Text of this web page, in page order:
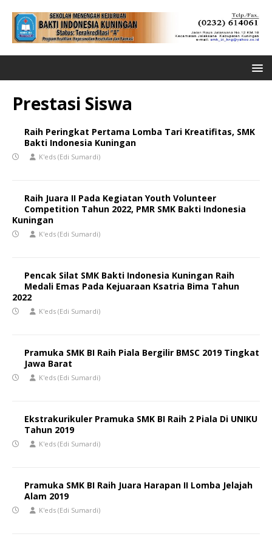
Prestasi Siswa
Raih Peringkat Pertama Lomba Tari Kreatifitas, SMK
Bakti Indonesia Kuningan
K'eds (Edi Sumardi)
Raih Juara II Pada Kegiatan Youth Volunteer
Competition Tahun 2022, PMR SMK Bakti Indonesia
Kuningan
K'eds (Edi Sumardi)
Pencak Silat SMK Bakti Indonesia Kuningan Raih
Medali Emas Pada Kejuaraan Ksatria Bima Tahun
2022
K'eds (Edi Sumardi)
Pramuka SMK BI Raih Piala Bergilir BMSC 2019 Tingkat
Jawa Barat
K'eds (Edi Sumardi)
Ekstrakurikuler Pramuka SMK BI Raih 2 Piala Di UNIKU
Tahun 2019
K'eds (Edi Sumardi)
Pramuka SMK BI Raih Juara Harapan II Lomba Jelajah
Alam 2019
K'eds (Edi Sumardi)